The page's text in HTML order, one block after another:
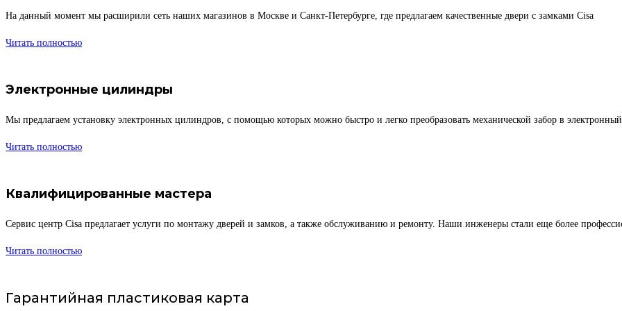
На данный момент мы расширили сеть наших магазинов в Москве и Санкт-Петербурге, где предлагаем качественные двери с замками Cisa
Читать полностью
Электронные цилиндры
Мы предлагаем установку электронных цилиндров, с помощью которых можно быстро и легко преобразовать механической забор в электронный
Читать полностью
Квалифицированные мастера
Сервис центр Cisa предлагает услуги по монтажу дверей и замков, а также обслуживанию и ремонту. Наши инженеры стали еще более
Читать полностью
Гарантийная пластиковая карта